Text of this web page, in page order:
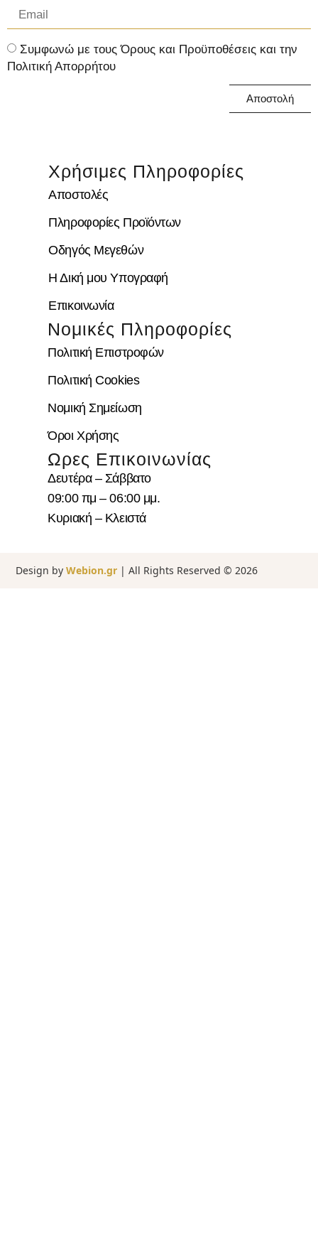
Συμφωνώ με τους Όρους και Προϋποθέσεις και την
Πολιτική Απορρήτου
Αποστολή
Χρήσιμες Πληροφορίες
Αποστολές
Πληροφορίες Προϊόντων
Οδηγός Μεγεθών
Η Δική μου Υπογραφή
Επικοινωνία
Νομικές Πληροφορίες
Πολιτική Επιστροφών
Πολιτική Cookies
Νομική Σημείωση
Όροι Χρήσης
Ωρες Επικοινωνίας
Δευτέρα – Σάββατο
09:00 πμ – 06:00 μμ.
Κυριακή – Κλειστά
Design byWebion.gr | All Rights Reserved © 2026